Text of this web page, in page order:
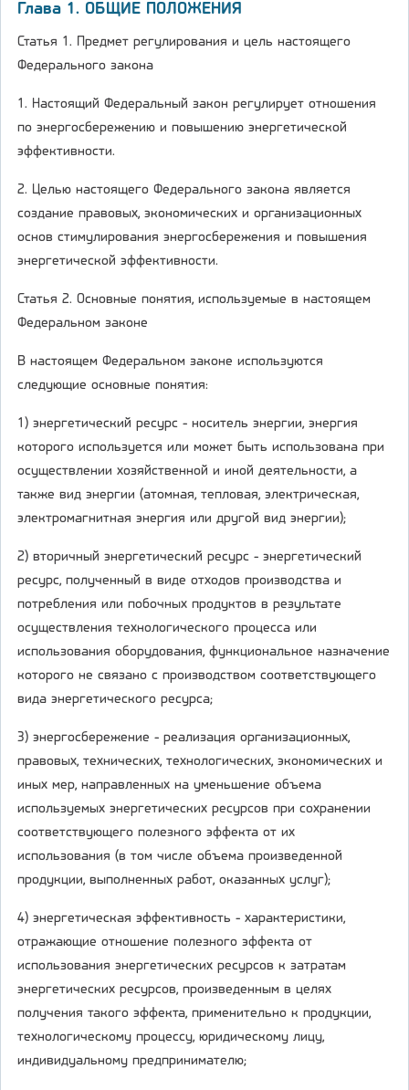
Глава 1. ОБЩИЕ ПОЛОЖЕНИЯ
Статья 1. Предмет регулирования и цель настоящего
Федерального закона
1. Настоящий Федеральный закон регулирует отношения
по энергосбережению и повышению энергетической
эффективности.
2. Целью настоящего Федерального закона является
создание правовых, экономических и организационных
основ стимулирования энергосбережения и повышения
энергетической эффективности.
Статья 2. Основные понятия, используемые в настоящем
Федеральном законе
В настоящем Федеральном законе используются
следующие основные понятия:
1) энергетический ресурс - носитель энергии, энергия
которого используется или может быть использована при
осуществлении хозяйственной и иной деятельности, а
также вид энергии (атомная, тепловая, электрическая,
электромагнитная энергия или другой вид энергии);
2) вторичный энергетический ресурс - энергетический
ресурс, полученный в виде отходов производства и
потребления или побочных продуктов в результате
осуществления технологического процесса или
использования оборудования, функциональное назначение
которого не связано с производством соответствующего
вида энергетического ресурса;
3) энергосбережение - реализация организационных,
правовых, технических, технологических, экономических и
иных мер, направленных на уменьшение объема
используемых энергетических ресурсов при сохранении
соответствующего полезного эффекта от их
использования (в том числе объема произведенной
продукции, выполненных работ, оказанных услуг);
4) энергетическая эффективность - характеристики,
отражающие отношение полезного эффекта от
использования энергетических ресурсов к затратам
энергетических ресурсов, произведенным в целях
получения такого эффекта, применительно к продукции,
технологическому процессу, юридическому лицу,
индивидуальному предпринимателю;